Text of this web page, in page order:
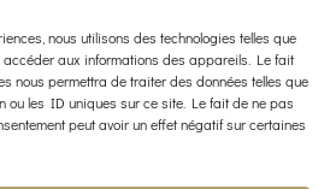
nous utilisons des technologies telles que
accéder aux informations des appareils. Le fait
nous permettra de traiter des données telles que
ou les ID uniques sur ce site. Le fait de ne pas
peut avoir un effet négatif sur certaines